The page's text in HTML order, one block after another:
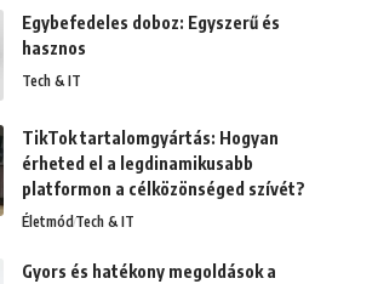
Egybefedeles doboz: Egyszerű és
hasznos
Tech & IT
TikTok tartalomgyártás: Hogyan
érheted el a legdinamikusabb
platformon a célközönséged szívét?
ÉletmódTech & IT
Gyors és hatékony megoldások a